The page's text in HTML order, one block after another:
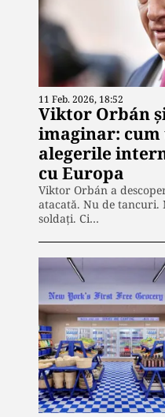
11 Feb. 2026, 18:52
Viktor Orbán
imaginar:
alegerile
cu Europa
Viktor Orbán a
atacată. Nu de tancuri.
soldați. Ci…